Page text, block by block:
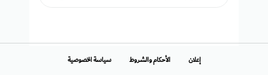
إعلان الأحكام والشروط سياسة الخصوصية